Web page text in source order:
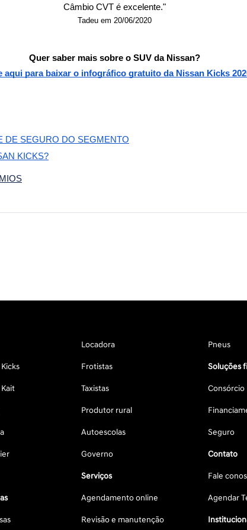
Câmbio CVT é excelente."
Tadeu em 20/06/2020
Quer saber mais sobre o SUV da Nissan?
aqui para baixar o infográfico gratuito da Nissan Kicks
DE SEGURO DO SEGMENTO
KICKS?
Locadora
Frotistas
Taxistas
Produtor rural
Autoescolas
Governo
Serviços
Agendamento online
Revisão e manutenção
Pneus
Soluções
Consórcio
Seguro
Contato
Fale
Agendar